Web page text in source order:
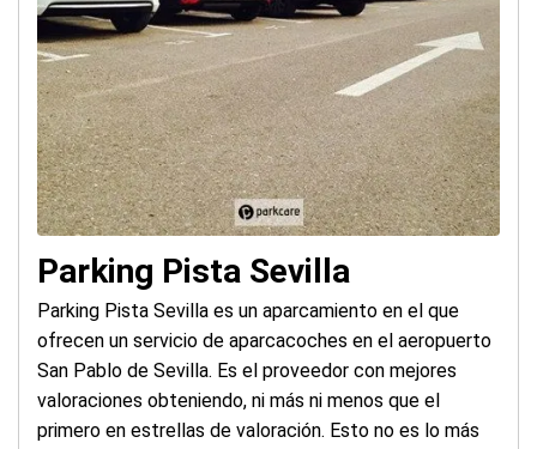
Parking Pista Sevilla
Parking Pista Sevilla es un aparcamiento en el que
ofrecen un servicio de aparcacoches en el aeropuerto
San Pablo de Sevilla. Es el proveedor con mejores
valoraciones obteniendo, ni más ni menos que el
primero en estrellas de valoración. Esto no es lo más